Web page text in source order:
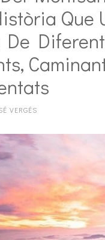
Que
De
VERGÉS